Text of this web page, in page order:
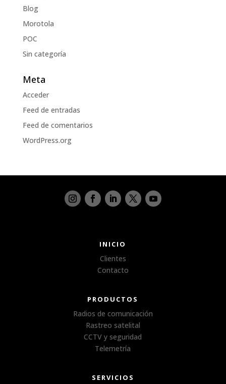
Blog
Morotola
POC
Sin categoría
Meta
Acceder
Feed de entradas
Feed de comentarios
WordPress.org
INICIO
Clientes
Contacto
PRODUCTOS
Radios de comunicación
Rastreo satelital
CCTV y seguridad
Telemetría
SERVICIOS